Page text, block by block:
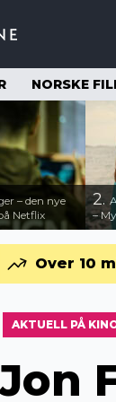
NORSKE
– den nye
Netflix
2.
–
Over 10
AKTUELL PÅ
Jon